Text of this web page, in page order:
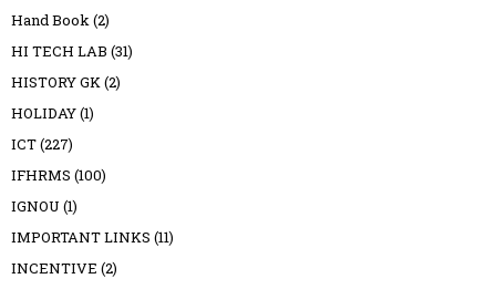
Hand Book(2)
HI TECH LAB (31)
HISTORY GK(2)
HOLIDAY(1)
ICT(227)
IFHRMS (100)
IGNOU (1)
IMPORTANT LINKS (11)
INCENTIVE (2)